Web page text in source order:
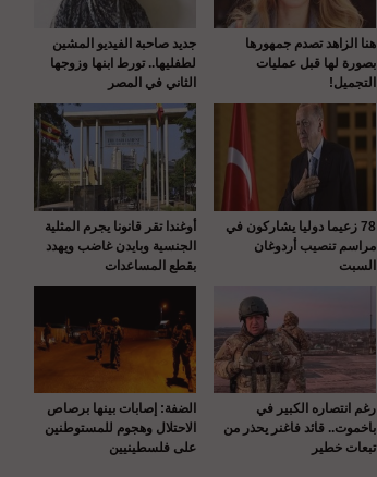
هنا الزاهد تصدم جمهورها
بصورة لها قبل عمليات
التجميل!
جديد صاحبة الفيديو المشين
لطفليها.. تورط ابنها وزوجها
الثاني في المصر
78 زعيما دوليا يشاركون في
مراسم تنصيب أردوغان
السبت
أوغندا تقر قانونا يجرم المثلية
الجنسية وبايدن غاضب ويهدد
بقطع المساعدات
رغم انتصاره الكبير في
باخموت.. قائد فاغنر يحذر من
تبعات خطير
الضفة: إصابات بينها برصاص
الاحتلال وهجوم للمستوطنين
على فلسطينيين